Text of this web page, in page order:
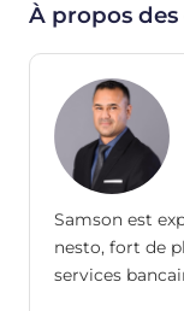
À propos
Samson est
nesto, fort de
services